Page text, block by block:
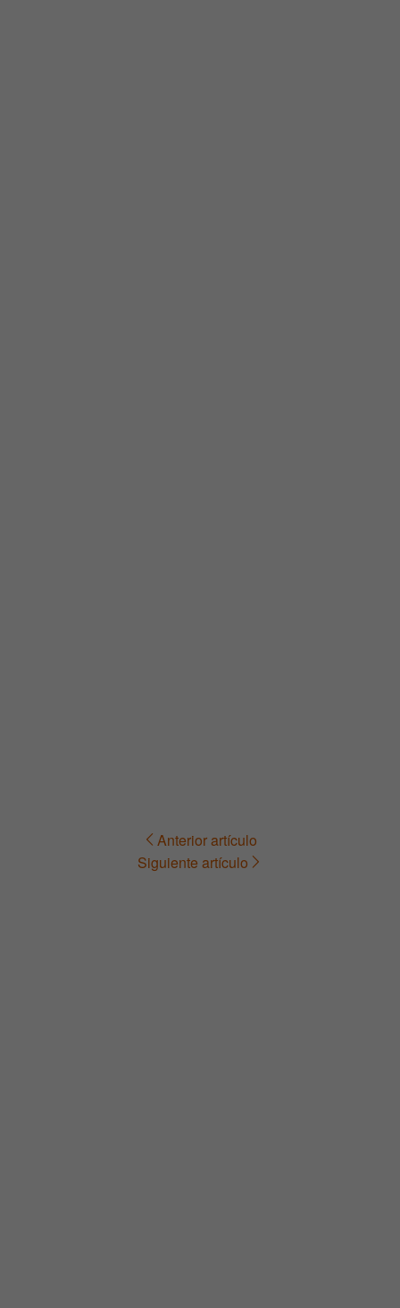
Navegación Anterior artículo
Siguiente artículo